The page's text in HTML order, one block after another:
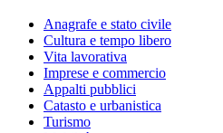
Anagrafe e stato civile
Cultura e tempo libero
Vita lavorativa
Imprese e commercio
Appalti pubblici
Catasto e urbanistica
Turismo